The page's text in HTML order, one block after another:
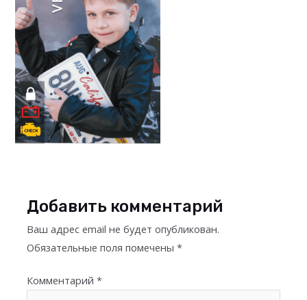
Добавить комментарий
Ваш адрес email не будет опубликован.
Обязательные поля помечены*
Комментарий*